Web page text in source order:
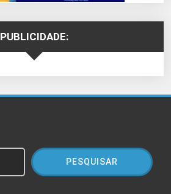
PUBLICIDADE:
PESQUISAR